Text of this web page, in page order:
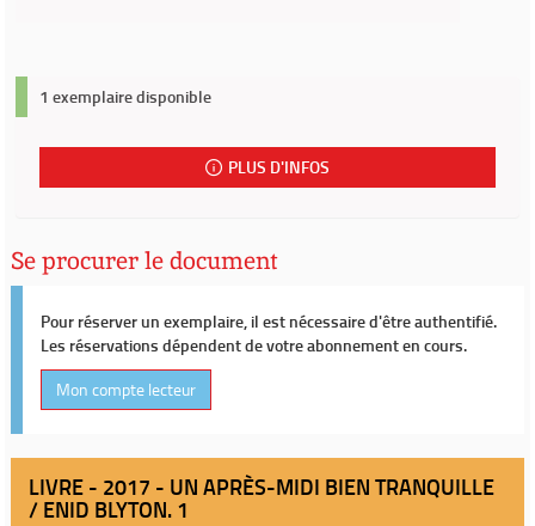
1 exemplaire disponible
PLUS D'INFOS
Se procurer le document
Pour réserver un exemplaire, il est nécessaire d'être authentifié.
Les réservations dépendent de votre abonnement en cours.
Mon compte lecteur
LIVRE - 2017 - UN APRÈS-MIDI BIEN TRANQUILLE
/ ENID BLYTON. 1